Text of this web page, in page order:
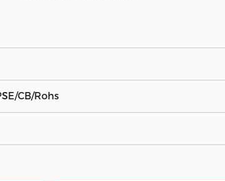
CB/Rohs